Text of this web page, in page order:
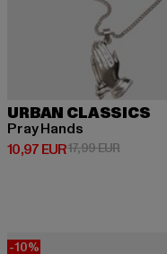
URBAN CLASSICS
Pray Hands
10,97 EUR
Derzeitiger Preis: 10,97
17,99 EUR
-10%